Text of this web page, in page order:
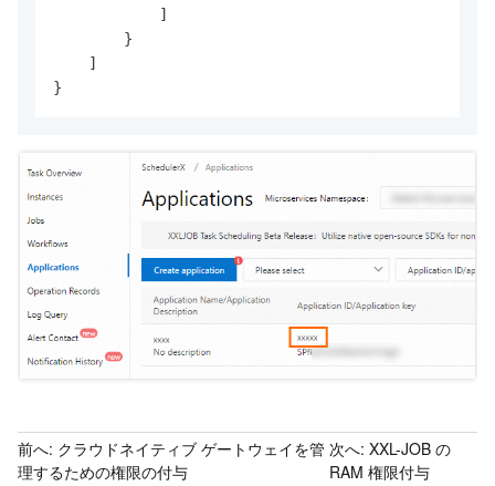
]
}
]
}
前へ: クラウドネイティブ ゲートウェイを管
理するための権限の付与
次へ:XXL-JOB の
RAM 権限付与